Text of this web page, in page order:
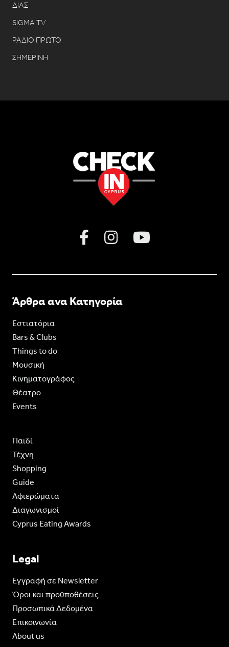
ΔΙΑΣ
SIGMA TV
ΡΑΔΙΟ ΠΡΩΤΟ
ΣΗΜΕΡΙΝΗ
Άρθρα ανα Κατηγορία
Εστιατόρια
Bars & Clubs
Things to do
Moυσική
Κινηματογράφος
Θέατρο
Events
Παιδί
Τέχνη
Shopping
Guide
Aφιερώματα
Διαγωνισμοί
Cyprus Eating Awards
Legal
Eγγραφή σε Newsletter
Όροι και προϋποθέσεις
Προσωπικά Δεδομένα
Επικοινωνία
About us